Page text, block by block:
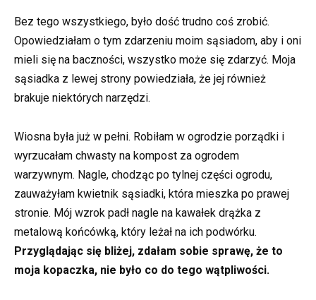
Bez tego wszystkiego, było dość trudno coś zrobić.
Opowiedziałam o tym zdarzeniu moim sąsiadom, aby i oni
mieli się na baczności, wszystko może się zdarzyć. Moja
sąsiadka z lewej strony powiedziała, że jej również
brakuje niektórych narzędzi.
Wiosna była już w pełni. Robiłam w ogrodzie porządki i
wyrzucałam chwasty na kompost za ogrodem
warzywnym. Nagle, chodząc po tylnej części ogrodu,
zauważyłam kwietnik sąsiadki, która mieszka po prawej
stronie. Mój wzrok padł nagle na kawałek drążka z
metalową końcówką, który leżał na ich podwórku.
Przyglądając się bliżej, zdałam sobie sprawę, że to
moja kopaczka, nie było co do tego wątpliwości.